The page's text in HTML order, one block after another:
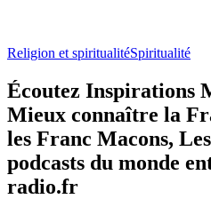
Religion et spiritualitéSpiritualité
Écoutez Inspirations
Mieux connaître la
les Franc Macons,
podcasts du monde
radio.fr